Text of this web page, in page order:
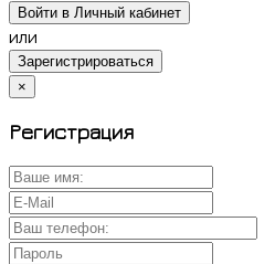
Войти в Личный кабинет
или
Зарегистрироваться
×
Регистрация